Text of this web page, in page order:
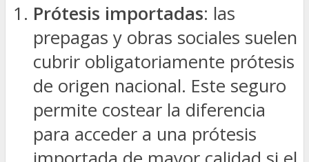
Prótesis importadas: las
prepagas y obras sociales suelen
cubrir obligatoriamente prótesis
de origen nacional. Este seguro
permite costear la diferencia
para acceder a una prótesis